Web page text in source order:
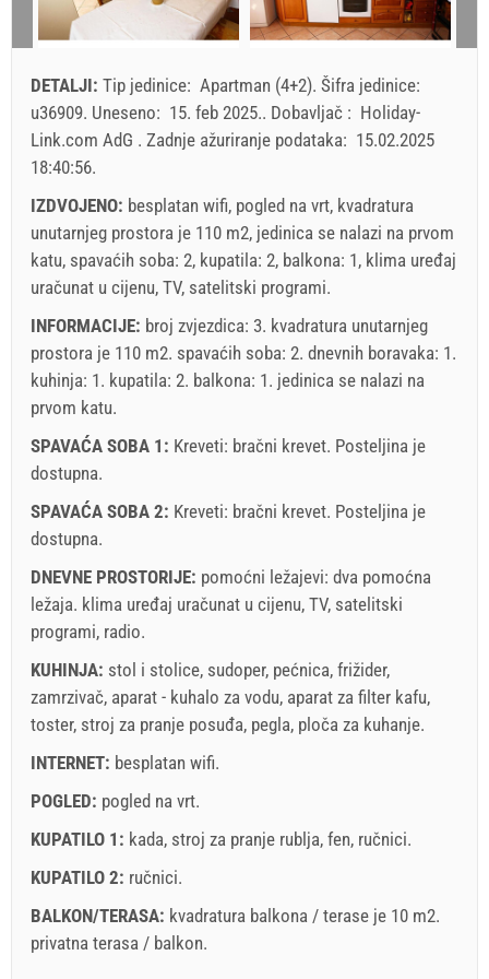
9
min. Noćenja
7 3
3
dolazak
Subota Svaki dan Svaki dan
Prikazana cijena je po jedinici za određeni broj osoba.
Ponude:
Holiday-Link plaća: 15. sep 2025. - 31. dec 2026. / - 10
%
Obavezno: Prijava gostiju (01.07. - 31.08): 10 EUR (once -
5 EUR (once - za_person)
18 19 20 21
22
30
31
Rezervirajte i čekajte na potvrdu
Ukoliko ne želite odmah rezervirati i imate još pitanja,
Pošalji upit
DETALJI: Tip jedinice: Apartman (4+2). Šifra jedinice:
u36909. Uneseno: 15. feb 2025.. Dobavljač : Holiday-
Link.com AdG . Zadnje ažuriranje podataka: 15.02.2025
18:40:56.
IZDVOJENO: besplatan wifi, pogled na vrt, kvadratura
unutarnjeg prostora je 110 m2, jedinica se nalazi na prvom
katu, spavaćih soba: 2, kupatila: 2, balkona: 1, klima uređaj
uračunat u cijenu, TV, satelitski programi.
INFORMACIJE: broj zvjezdica: 3. kvadratura unutarnjeg
prostora je 110 m2. spavaćih soba: 2. dnevnih boravaka: 1.
kuhinja: 1. kupatila: 2. balkona: 1. jedinica se nalazi na
prvom katu.
SPAVAĆA SOBA 1: Kreveti: bračni krevet. Posteljina je
dostupna.
SPAVAĆA SOBA 2: Kreveti: bračni krevet. Posteljina je
dostupna.
DNEVNE PROSTORIJE: pomoćni ležajevi: dva pomoćna
ležaja. klima uređaj uračunat u cijenu, TV, satelitski
programi, radio.
KUHINJA: stol i stolice, sudoper, pećnica, frižider,
zamrzivač, aparat - kuhalo za vodu, aparat za filter kafu,
toster, stroj za pranje posuđa, pegla, ploča za kuhanje.
INTERNET: besplatan wifi.
POGLED: pogled na vrt.
KUPATILO 1: kada, stroj za pranje rublja, fen, ručnici.
KUPATILO 2: ručnici.
BALKON/TERASA: kvadratura balkona / terase je 10 m2.
privatna terasa / balkon.